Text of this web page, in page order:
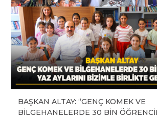
BAŞKAN ALTAY: “GENÇ KOMEK VE
BİLGEHANELERDE 30 BİN